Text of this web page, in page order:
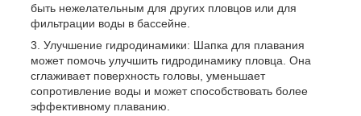
быть нежелательным для других пловцов или для
фильтрации воды в бассейне.
Улучшение гидродинамики: Шапка для плавания
может помочь улучшить гидродинамику пловца. Она
сглаживает поверхность головы, уменьшает
сопротивление воды и может способствовать более
эффективному плаванию.